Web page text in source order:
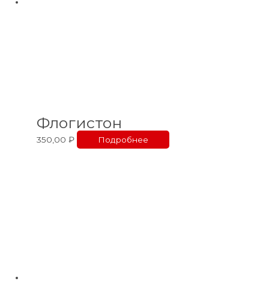
Флогистон
350,00₽ Подробнее